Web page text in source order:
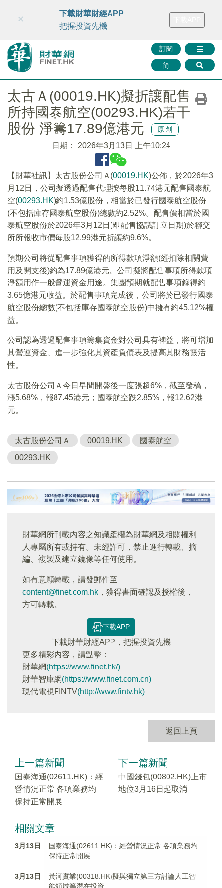
財華智庫網 FINTV FINMETA 財華證券 媒體矩陣
訂閱
简
×
下載財華財經APP
把握投資先機
太古Ａ(00019.HK)擬折讓配售
所持國泰航空(00293.HK)若干
股份 淨籌17.89億港元
原創
日期： 2026年3月13日 上午10:24
【財華社訊】太古股份公司Ａ(00019.HK)公佈，於2026年3
月12日，公司擬透過配售代理按每股11.74港元配售國泰航
空(00293.HK)約1.53億股份，相當於已發行國泰航空股份
(不包括庫存國泰航空股份)總數約2.52%。配售價相當於國
泰航空股份於2026年3月12日(即配售協議訂立日期)於聯交
所所報收市價每股12.99港元折讓約9.6%。
預期公司將從配售事項獲得的所得款項淨額(經扣除相關費
用及開支後)約為17.89億港元。公司擬將配售事項所得款項
淨額用作一般營運資金用途。集團預期就配售事項錄得約
3.65億港元收益。於配售事項完成後，公司將於已發行國泰
航空股份總數(不包括庫存國泰航空股份)中擁有約45.12%權
益。
公司認為透過配售事項籌集資金對公司具有裨益，將可增加
其營運資金、進一步強化其資產負債表及提高其財務靈活
性。
太古股份公司Ａ今日早間開盤後一度張超6%，截至發稿，
漲5.68%，報87.45港元；國泰航空跌2.85%，報12.62港
元。
太古股份公司Ａ 00019.HK 國泰航空
00293.HK
財華網所刊載內容之知識產權為財華網及相關權利
人專屬所有或持有。未經許可，禁止進行轉載、摘
編、複製及建立鏡像等任何使用。
如有意願轉載，請發郵件至
content@finet.com.hk ，獲得書面確認及授權後，
方可轉載。
下載APP
下載財華財經APP，把握投資先機
更多精彩内容，請點擊：
財華網(https://www.finet.hk/)
財華智庫網(https://www.finet.com.cn)
現代電視FINTV(http://www.fintv.hk)
返回上頁
上一篇新聞
国泰海通(02611.HK)：經
營情況正常 各項業務均
保持正常開展
下一篇新聞
中國錢包(00802.HK)上市
地位3月16日起取消
相關文章
3月13日
国泰海通(02611.HK)：經營情況正常 各項業務均
保持正常開展
3月13日
黃河實業(00318.HK)擬與獨立第三方討論人工智
能領域等潛在投資